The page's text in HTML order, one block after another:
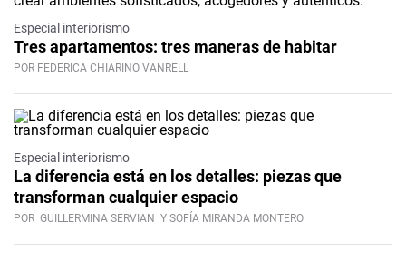
Especial interiorismo
Tres apartamentos: tres maneras de habitar
POR FEDERICA CHIARINO VANRELL
Especial interiorismo
La diferencia está en los detalles: piezas que
transforman cualquier espacio
POR GUILLERMINA SERVIAN Y SOFÍA MIRANDA MONTERO